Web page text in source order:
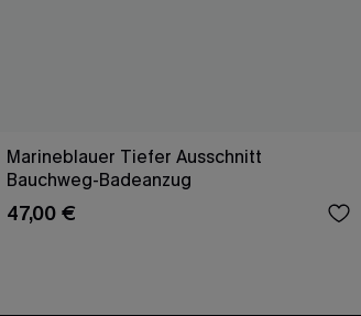
Marineblauer Tiefer Ausschnitt
Bauchweg-Badeanzug
47,00 €